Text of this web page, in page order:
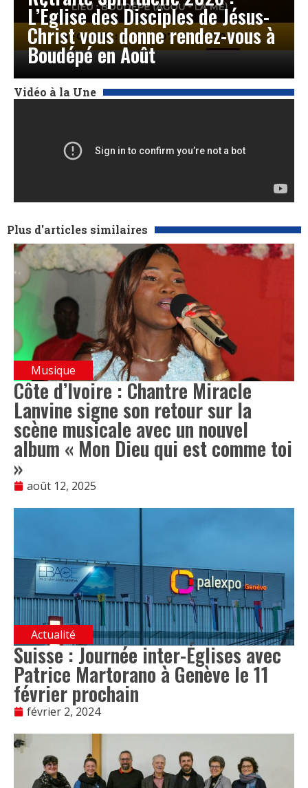
L’Église des Disciples de Jésus-
Christ vous donne rendez-vous à
Boudépé en Août
Vidéo à la Une
Plus d'articles similaires
Musique
Côte d’Ivoire : Chantre Miracle
Lanvine signe son retour sur la
scène musicale avec un nouvel
album « Mon Dieu qui est comme toi
»
août 12, 2025
Actualité
Suisse : Journée inter-Églises avec
Patrice Martorano à Genève le 11
février prochain
février 2, 2024